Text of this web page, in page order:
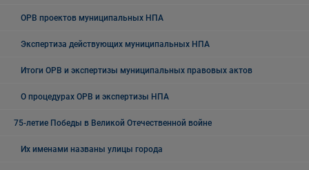
ОРВ проектов муниципальных НПА
Экспертиза действующих муниципальных НПА
Итоги ОРВ и экспертизы муниципальных правовых актов
О процедурах ОРВ и экспертизы НПА
75-летие Победы в Великой Отечественной войне
Их именами названы улицы города